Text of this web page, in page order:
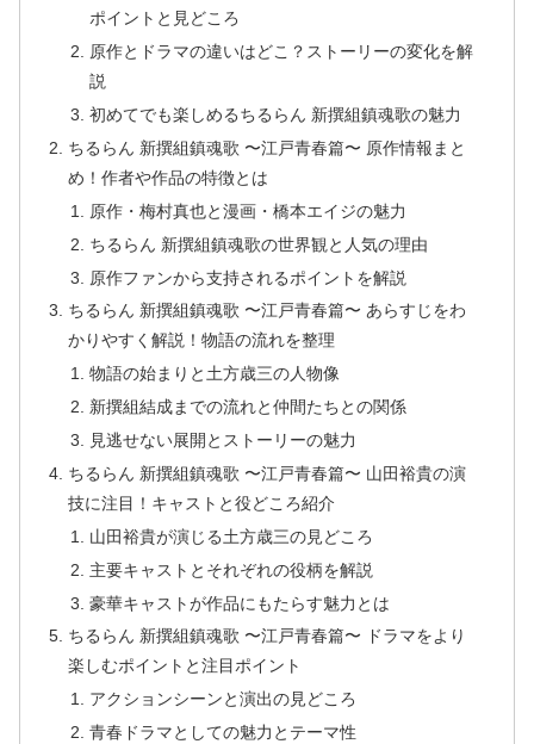
ポイントと見どころ
原作とドラマの違いはどこ？ストーリーの変化を解
説
初めてでも楽しめるちるらん 新撰組鎮魂歌の魅力
ちるらん 新撰組鎮魂歌 〜江戸青春篇〜 原作情報まと
め！作者や作品の特徴とは
原作・梅村真也と漫画・橋本エイジの魅力
ちるらん 新撰組鎮魂歌の世界観と人気の理由
原作ファンから支持されるポイントを解説
ちるらん 新撰組鎮魂歌 〜江戸青春篇〜 あらすじをわ
かりやすく解説！物語の流れを整理
物語の始まりと土方歳三の人物像
新撰組結成までの流れと仲間たちとの関係
見逃せない展開とストーリーの魅力
ちるらん 新撰組鎮魂歌 〜江戸青春篇〜 山田裕貴の演
技に注目！キャストと役どころ紹介
山田裕貴が演じる土方歳三の見どころ
主要キャストとそれぞれの役柄を解説
豪華キャストが作品にもたらす魅力とは
ちるらん 新撰組鎮魂歌 〜江戸青春篇〜 ドラマをより
楽しむポイントと注目ポイント
アクションシーンと演出の見どころ
青春ドラマとしての魅力とテーマ性